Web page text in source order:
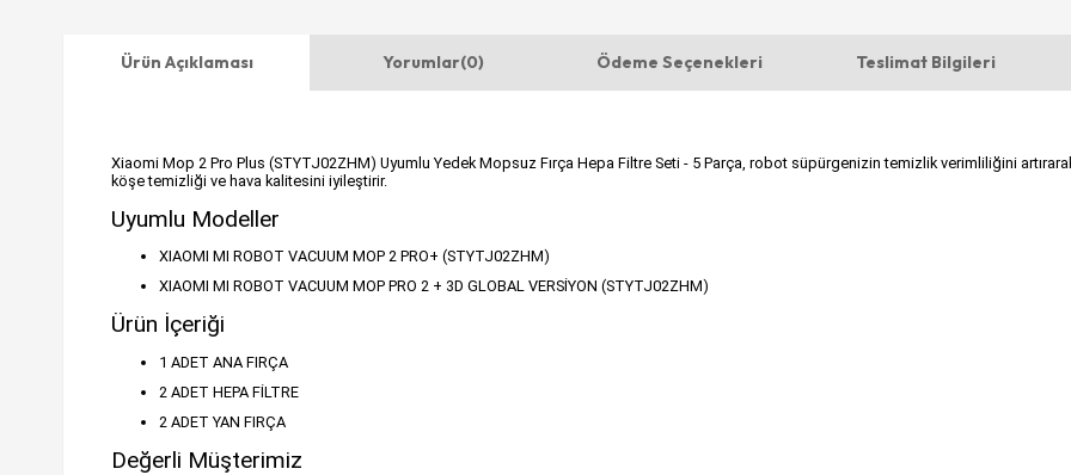
Ürün Açıklaması Yorumlar(0) Ödeme Seçenekleri Teslimat Bilgileri
Xiaomi Mop 2 Pro Plus (STYTJ02ZHM) Uyumlu Yedek Mopsuz Fırça Hepa Filtre Seti - 5 Parça, robot süpürgenizin temizlik verimliliğini
köşe temizliği ve hava kalitesini iyileştirir.
Uyumlu Modeller
XIAOMI MI ROBOT VACUUM MOP 2 PRO+ (STYTJ02ZHM)
XIAOMI MI ROBOT VACUUM MOP PRO 2 + 3D GLOBAL VERSİYON (STYTJ02ZHM)
Ürün İçeriği
1 ADET ANA FIRÇA
2 ADET HEPA FİLTRE
2 ADET YAN FIRÇA
Değerli Müşterimiz